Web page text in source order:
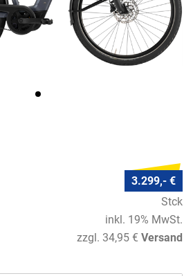
3.299,- €
Stck
inkl. 19% MwSt.
zzgl. 34,95 € Versand